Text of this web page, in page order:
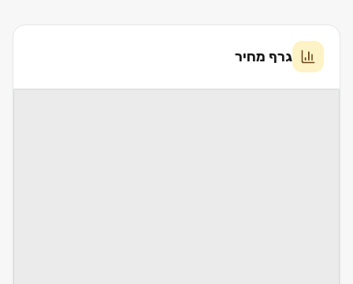
גרף מחיר